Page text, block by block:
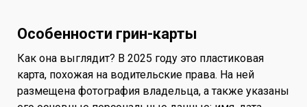
Особенности грин-карты
Как она выглядит? В 2025 году это пластиковая
карта, похожая на водительские права. На ней
размещена фотография владельца, а также указаны